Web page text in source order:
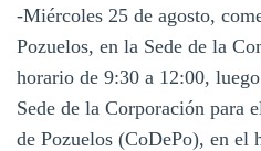
-Miércoles 25 de agosto,
Pozuelos, en la Sede de la
horario de 9:30 a 12:00,
Sede de la Corporación para
de Pozuelos (CoDePo), en el